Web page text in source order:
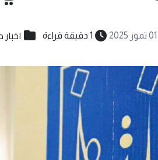
1 دقيقة قراءة